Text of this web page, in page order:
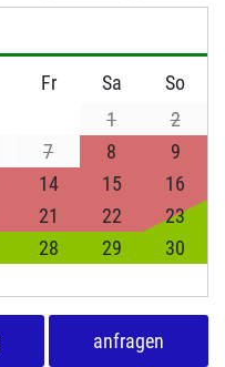
Fr Sa
So
1
2
7 8
9
14 15
16
21 22
23
28 29
30
anfragen